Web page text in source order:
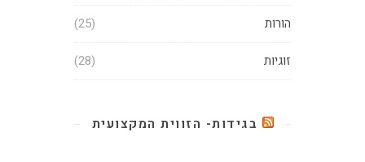
הורות (25)
זוגיות (28)
בגידות- הזווית המקצועית